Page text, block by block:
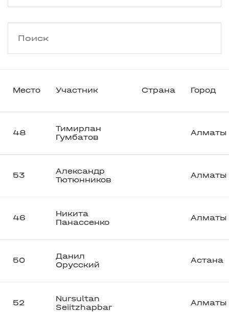
Место Участник Страна Город
48
Тимирлан
Гумбатов
Алматы
53
Александр
Тютюнников
Алматы
46
Никита
Панассенко
Алматы
50
Данил
Орусский
Астана
52
Nursultan
Seiitzhapbar
Алматы